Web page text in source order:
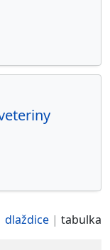
dlaždice tabulka